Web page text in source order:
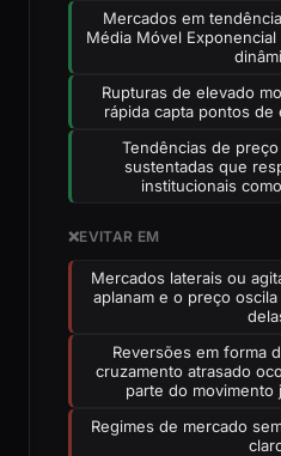
Mercados em
Média Móvel
Rupturas de elevado
rápida capta pontos de
Tendências de
sustentadas que
institucionais
❌EVITAR EM
Mercados laterais ou
aplanam e o preço
Reversões em forma
cruzamento atrasado
parte do movimento
Regimes de mercado